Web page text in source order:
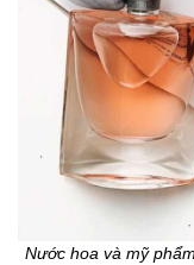
Nước hoa và mỹ